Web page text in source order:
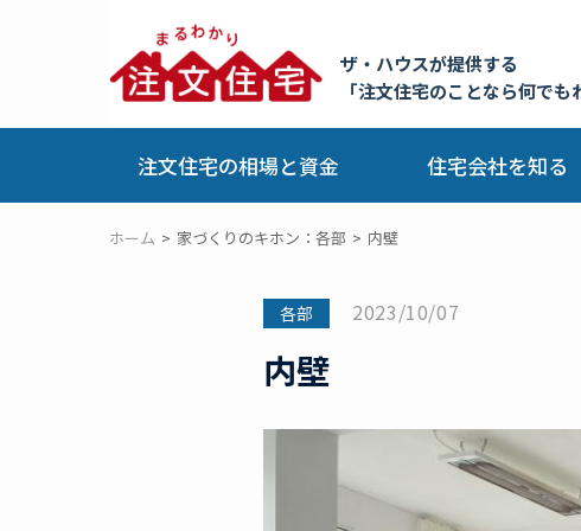
ザ・ハウスが提供する
「注文住宅のことなら何でも
注文住宅の相場と資金 住宅会社を知る
ホーム 家づくりのキホン：各部 内壁
各部 2023/10/07
内壁